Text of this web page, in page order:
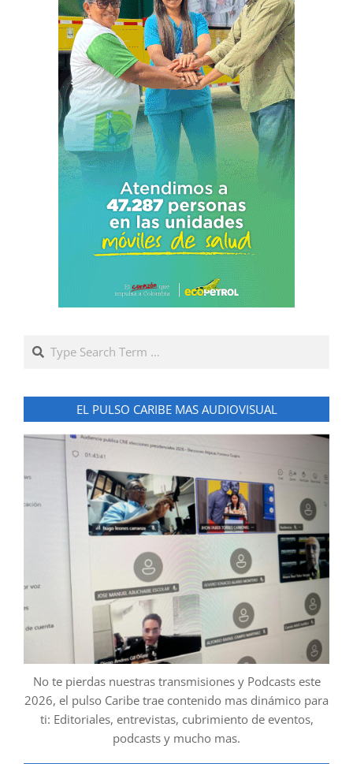
Search
EL PULSO CARIBE MAS AUDIOVISUAL
No te pierdas nuestras transmisiones y Podcasts este
2026, el pulso Caribe trae contenido mas dinámico para
ti: Editoriales, entrevistas, cubrimiento de eventos,
podcasts y mucho mas.